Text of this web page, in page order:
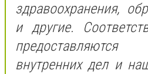
здравоохранения,
и другие.
внутренних дел и